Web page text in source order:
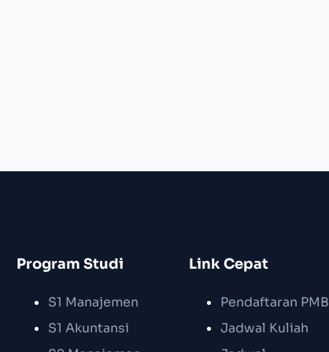
Program Studi
S1 Manajemen
S1 Akuntansi
Link Cepat
Pendaftaran PMB
Jadwal Kuliah